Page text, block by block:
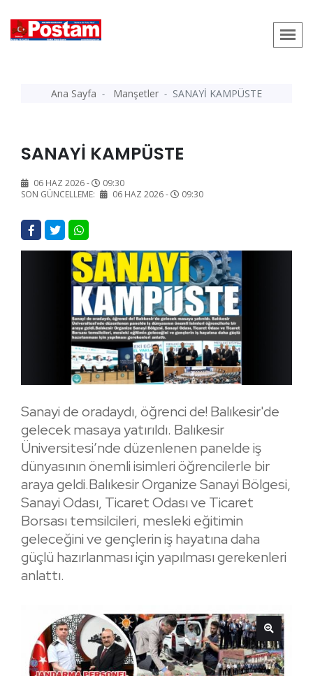
Ana Sayfa Manşetler SANAYİ KAMPÜSTE
SANAYİ KAMPÜSTE
06 HAZ 2026 -
09:30
SON GÜNCELLEME:
06 HAZ 2026 - 09:30
Sanayi de oradaydı, öğrenci de! Balıkesir'de
gelecek masaya yatırıldı. Balıkesir
Üniversitesi’nde düzenlenen panelde iş
dünyasının önemli isimleri öğrencilerle bir
araya geldi.Balıkesir Organize Sanayi Bölgesi,
Sanayi Odası, Ticaret Odası ve Ticaret
Borsası temsilcileri, mesleki eğitimin
geleceğini ve gençlerin iş hayatına daha
güçlü hazırlanması için yapılması gerekenleri
anlattı.